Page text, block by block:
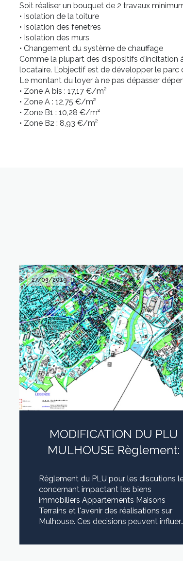
Soit réaliser un bouquet de 2 travaux
• Isolation de la toiture
• Isolation des fenetres
• Isolation des murs
• Changement du système de chauffage
Comme la plupart des dispositifs
locataire. L’objectif est de développer le
Le montant du loyer à ne pas dépasser
• Zone A bis : 17,17 €/m²
• Zone A : 12,75 €/m²
• Zone B1 : 10,28 €/m²
• Zone B2 : 8,93 €/m²
27/03/2019
MODIFICATION DU PLU
MULHOUSE Règlement:
Règlement du PLU pour les discutions
concernant impactant les biens
immobiliers Appartements Maisons
Terrains et l'avenir des réalisations sur
Mulhouse. Ces decisions peuvent influer
DISPOSITIONS COMMUNES A TOUTES